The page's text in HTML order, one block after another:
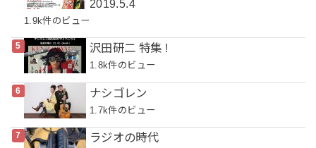
2019.5.4
1.9k件のビュー
沢田研二 特集 !
1.8k件のビュー
ナシゴレン
1.7k件のビュー
ラジオの時代